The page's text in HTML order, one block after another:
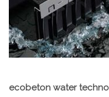
ecobeton water